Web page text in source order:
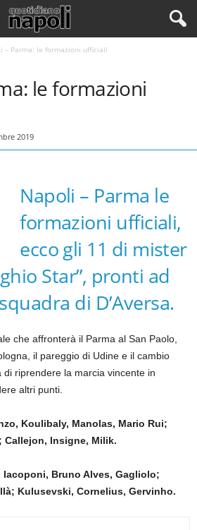
– Parma: le formazioni ufficiali
le formazioni
2019
Napoli – Parma le
formazioni ufficiali,
ecco gli 11 di mister
Star”, pronti ad
di D’Aversa.
che affronterà il Parma al San Paolo,
il pareggio di Udine e il cambio
riprendere la marcia vincente in
altri punti.
Koulibaly, Manolas, Mario Rui;
Insigne, Milik.
Iacoponi, Bruno Alves, Gagliolo;
Kulusevski, Cornelius, Gervinho.